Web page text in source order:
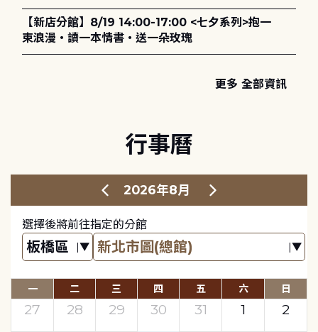
評論、書評及【邁向具回應力的博物館治理：政
策、領導與管理】主題特刊稿件至2027年6月1日
止，歡迎踴躍投稿。
【新店分館】8/19 14:00-17:00 <七夕系列>抱一
束浪漫・讀一本情書・送一朵玫瑰
更多 全部資訊
行事曆
2026年8月
選擇後將前往指定的分館
一 二 三 四 五 六 日
27 28 29 30 31 1
2